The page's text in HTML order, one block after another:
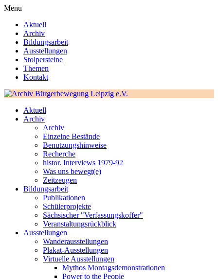
Menu
Aktuell
Archiv
Bildungsarbeit
Ausstellungen
Stolpersteine
Themen
Kontakt
Aktuell
Archiv
Archiv
Einzelne Bestände
Benutzungshinweise
Recherche
histor. Interviews 1979-92
Was uns bewegt(e)
Zeitzeugen
Bildungsarbeit
Publikationen
Schülerprojekte
Sächsischer "Verfassungskoffer"
Veranstaltungsrückblick
Ausstellungen
Wanderausstellungen
Plakat-Ausstellungen
Virtuelle Ausstellungen
Mythos Montagsdemonstrationen
Power to the People